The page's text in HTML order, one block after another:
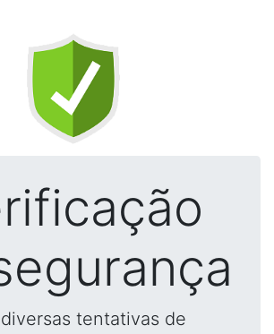
tentativas de